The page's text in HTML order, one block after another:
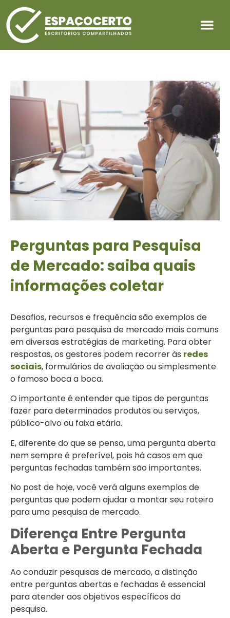
Perguntas para Pesquisa
de Mercado: saiba quais
informações coletar
Desafios, recursos e frequência são exemplos de
perguntas para pesquisa de mercado mais comuns
em diversas estratégias de marketing. Para obter
respostas, os gestores podem recorrer às redes
sociais, formulários de avaliação ou simplesmente
o famoso boca a boca.
O importante é entender que tipos de perguntas
fazer para determinados produtos ou serviços,
público-alvo ou faixa etária.
E, diferente do que se pensa, uma pergunta aberta
nem sempre é preferível, pois há casos em que
perguntas fechadas também são importantes.
No post de hoje, você verá alguns exemplos de
perguntas que podem ajudar a montar seu roteiro
para uma pesquisa de mercado.
Diferença Entre Pergunta
Aberta e Pergunta Fechada
Ao conduzir pesquisas de mercado, a distinção
entre perguntas abertas e fechadas é essencial
para atender aos objetivos específicos da
pesquisa.